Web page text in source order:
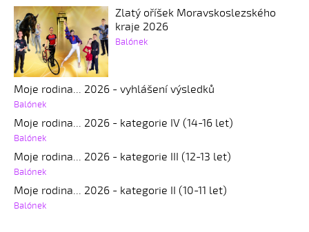
Zlatý oříšek Moravskoslezského
kraje 2026
Balónek
Moje rodina... 2026 - vyhlášení výsledků
Balónek
Moje rodina... 2026 - kategorie IV (14-16 let)
Balónek
Moje rodina... 2026 - kategorie III (12-13 let)
Balónek
Moje rodina... 2026 - kategorie II (10-11 let)
Balónek